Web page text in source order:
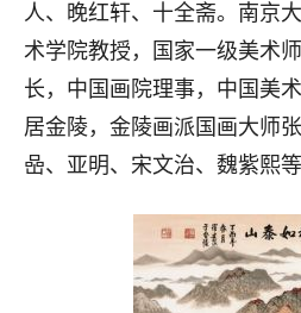
人、晚红轩、十全斋。南京
术学院教授，国家一级美术
长，中国画院理事，中国美
居金陵，金陵画派国画大师
喦、亚明、宋文治、魏紫熙